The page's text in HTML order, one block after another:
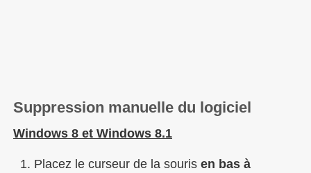
Suppression manuelle du logiciel
Windows 8 et Windows 8.1
Placez le curseur de la souris en bas à